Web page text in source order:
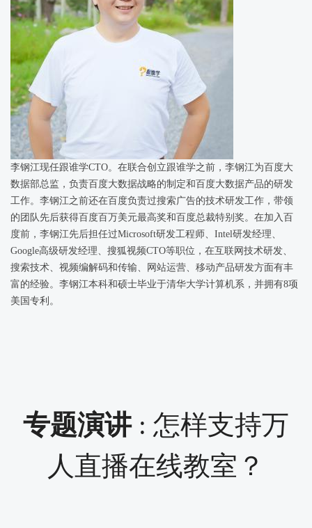
李钢江现任跟谁学CTO。在联合创立跟谁学之前，李钢江为百度大
数据部总监，负责百度大数据战略的制定和百度大数据产品的研发
工作。李钢江之前还在百度负责过搜索广告的技术研发工作，带领
的团队先后获得百度百万美元最高奖和百度总裁特别奖。在加入百
度前，李钢江先后担任过Microsoft研发工程师、Intel研发经理、
Google高级研发经理、搜狐视频CTO等职位，在互联网技术研发、
搜索技术、视频编解码和传输、网站运营、移动产品研发方面有丰
富的经验。李钢江本科和硕士毕业于清华大学计算机系，并拥有8项
美国专利。
专题演讲 : 怎样支持万
人直播在线教室？